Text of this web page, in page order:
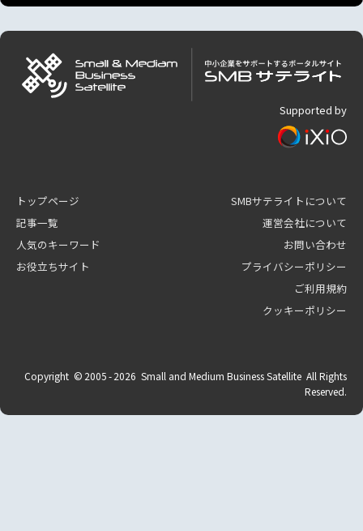
Supported by
トップページ
記事一覧
人気のキーワード
お役立ちサイト
SMBサテライトについて
運営会社について
お問い合わせ
プライバシーポリシー
ご利用規約
クッキーポリシー
Copyright © 2005 -2026 Small and Medium Business Satellite All Rights
Reserved.